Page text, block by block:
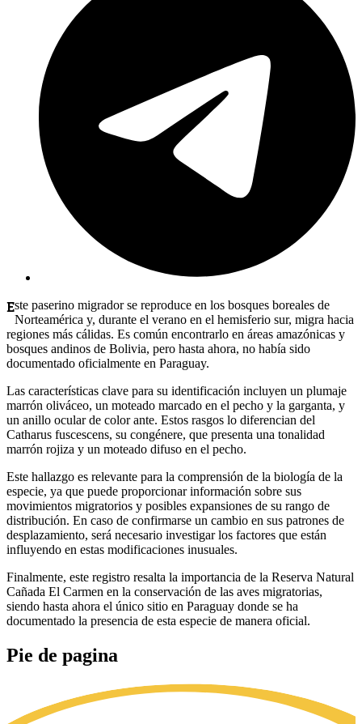
Este paserino migrador se reproduce en los bosques boreales de
Norteamérica y, durante el verano en el hemisferio sur, migra hacia
regiones más cálidas. Es común encontrarlo en áreas amazónicas y
bosques andinos de Bolivia, pero hasta ahora, no había sido
documentado oficialmente en Paraguay.
Las características clave para su identificación incluyen un plumaje
marrón oliváceo, un moteado marcado en el pecho y la garganta, y
un anillo ocular de color ante. Estos rasgos lo diferencian del
Catharus fuscescens, su congénere, que presenta una tonalidad
marrón rojiza y un moteado difuso en el pecho.
Este hallazgo es relevante para la comprensión de la biología de la
especie, ya que puede proporcionar información sobre sus
movimientos migratorios y posibles expansiones de su rango de
distribución. En caso de confirmarse un cambio en sus patrones de
desplazamiento, será necesario investigar los factores que están
influyendo en estas modificaciones inusuales.
Finalmente, este registro resalta la importancia de la Reserva Natural
Cañada El Carmen en la conservación de las aves migratorias,
siendo hasta ahora el único sitio en Paraguay donde se ha
documentado la presencia de esta especie de manera oficial.
Pie de pagina